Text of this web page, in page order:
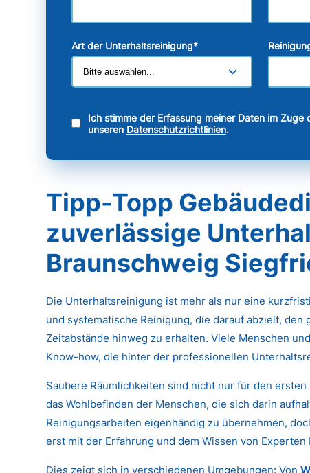
Art der Unterhaltsreinigung*
Ich stimme der Erfassung meiner Daten im
unseren Datenschutzrichtlinien.
Tipp-Topp
zuverlässige
Braunschweig
Die Unterhaltsreinigung ist mehr als nur eine
und systematische Reinigung, die darauf abzielt,
Zeitabstände hinweg zu erhalten. Viele Menschen
Know-how, die hinter der professionellen
Saubere Räumlichkeiten sind nicht nur für den
das Wohlbefinden der Menschen, die sich darin
Reinigungsarbeiten eigenhändig zu übernehmen,
erst mit der Erfahrung und dem Wissen von Experten
Dies zeigt sich in verschiedenen Umgebungen: Von